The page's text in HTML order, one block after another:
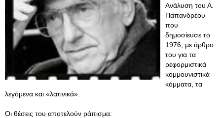
Ανάλυση του Α.
Παπανδρέου
που
δημοσίευσε το
1976, με άρθρο
του για τα
ρεφορμιστικά
κομμουνιστικά
κόμματα, τα
λεγόμενα και «λατινικά».
Οι θέσεις του αποτελούν ράπισμα: